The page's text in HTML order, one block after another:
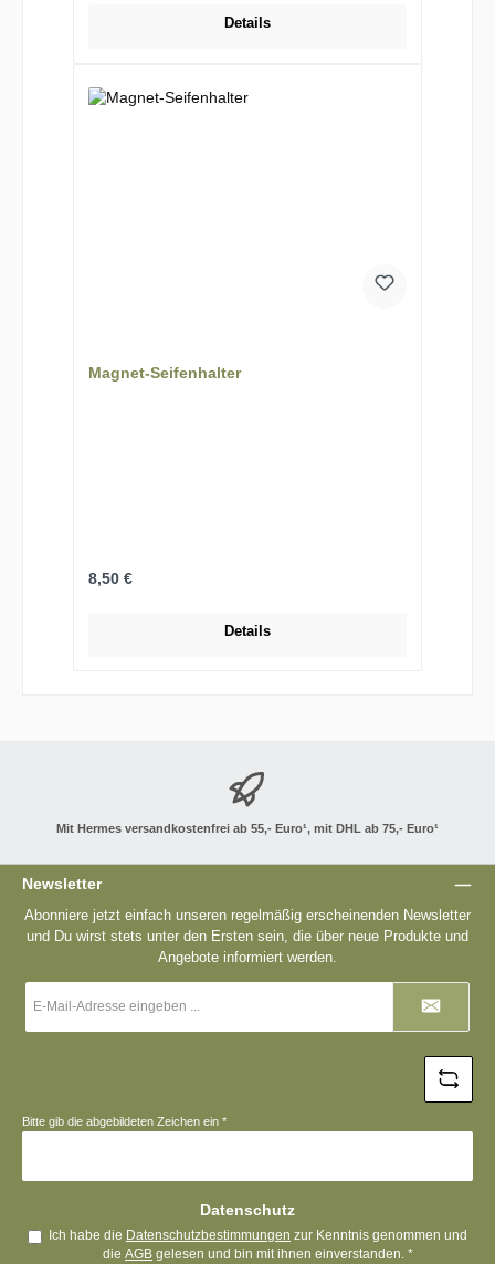
Details
Magnet-Seifenhalter
Regulärer Preis:
8,50 €
Details
Mit Hermes versandkostenfrei ab 55,- Euro¹, mit DHL ab 75,- Euro¹
Newsletter
Abonniere jetzt einfach unseren regelmäßig erscheinenden Newsletter
und Du wirst stets unter den Ersten sein, die über neue Produkte und
Angebote informiert werden.
Mail-
Bitte gib die abgebildeten Zeichen ein *
Datenschutz
Ich habe die Datenschutzbestimmungen zur Kenntnis genommen und
dieAGB gelesen und bin mit ihnen einverstanden.*